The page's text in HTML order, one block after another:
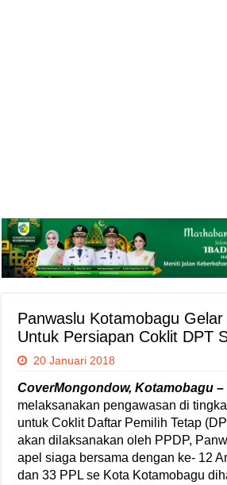
Panwaslu Kotamobagu Gelar
Untuk Persiapan Coklit DPT
20 Januari 2018
CoverMongondow, Kotamobagu –
melaksanakan pengawasan di
untuk Coklit Daftar Pemilih Tetap
akan dilaksanakan oleh PPDP,
apel siaga bersama dengan ke- 12
dan 33 PPL se Kota Kotamobagu